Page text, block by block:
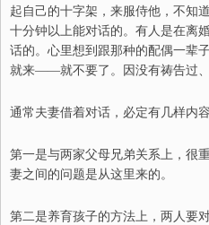
起自己的十字架，来服侍他 ， 不知
十分钟以上能对话的。有人是在离
话的。心里想到跟那种的配偶一辈
就来——就不要了。因没有祷告过、
通常夫妻借着对话 ， 必定有几样内
第一是与两家父母兄弟关系上，很
妻之间的问题是从这里来的。
第二是养育孩子的方法上，两人要